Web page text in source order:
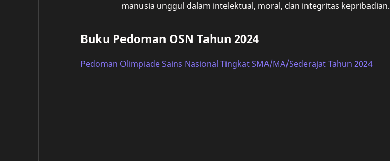
manusia unggul dalam intelektual, moral, dan integritas kepribadian.
Buku Pedoman OSN Tahun 2024
Pedoman Olimpiade Sains Nasional Tingkat SMA/MA/Sederajat Tahun 2024